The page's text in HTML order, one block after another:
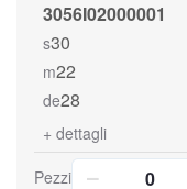
3056I02000001
s30
m22
de28
+ dettagli
Pezzi